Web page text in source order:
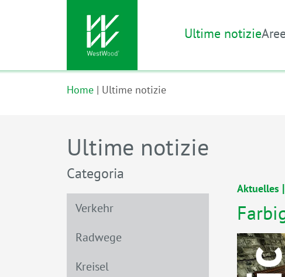
Ultime notizie
Home Ultime notizie
Ultime notizie
Categoria
Verkehr
Radwege
Kreisel
Aktuelles |